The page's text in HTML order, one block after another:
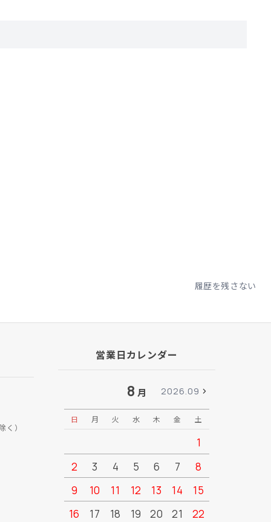
履歴を残さない
く）
営業日カレンダー
8 月 2026.09
日 月 火 水 木 金 土
1
2
3 4 5 6 7
8
9
10 11 12 13 14
15
16
17 18 19 20 21
22